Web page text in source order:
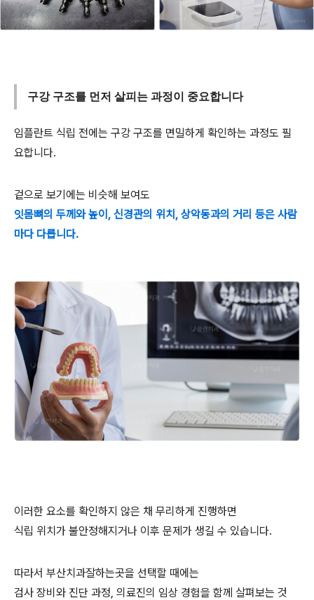
구강 구조를 먼저 살피는 과정이 중요합니다
임플란트 식립 전에는 구강 구조를 면밀하게 확인하는 과정도 필
요합니다.
겉으로 보기에는 비슷해 보여도
잇몸뼈의 두께와 높이, 신경관의 위치, 상악동과의 거리 등은 사람
마다 다릅니다.
이러한 요소를 확인하지 않은 채 무리하게 진행하면
식립 위치가 불안정해지거나 이후 문제가 생길 수 있습니다.
따라서 부산치과잘하는곳을 선택할 때에는
검사 장비와 진단 과정, 의료진의 임상 경험을 함께 살펴보는 것